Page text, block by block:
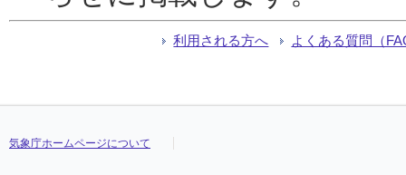
利用される方へ よくある質問（
気象庁ホームページについて